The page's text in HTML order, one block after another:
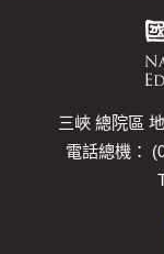
三峽 總院區
電話總機：